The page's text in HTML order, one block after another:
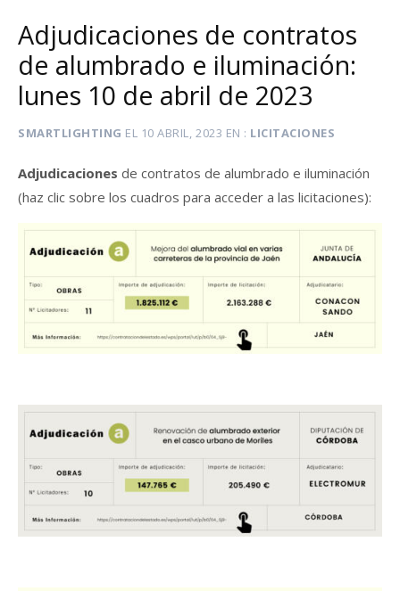
Adjudicaciones de contratos
de alumbrado e iluminación:
lunes 10 de abril de 2023
SMARTLIGHTING EL 10 ABRIL, 2023 EN LICITACIONES
Adjudicaciones de contratos de alumbrado e iluminación
(haz clic sobre los cuadros para acceder a las licitaciones):